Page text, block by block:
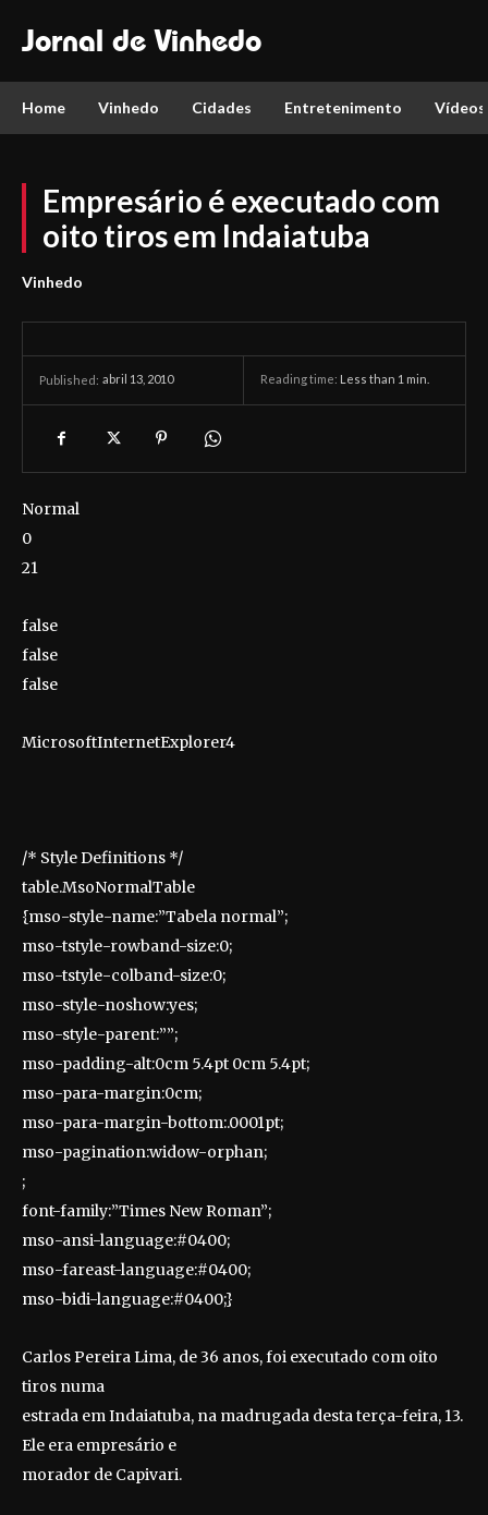
Jornal de Vinhedo
Home Vinhedo Cidades Entretenimento Vídeos
Empresário é executado com
oito tiros em Indaiatuba
Vinhedo
Published: abril 13, 2010 Reading time: Less than 1 min.
Normal
0
21
false
false
false
MicrosoftInternetExplorer4
/* Style Definitions */
table.MsoNormalTable
{mso-style-name:”Tabela normal”;
mso-tstyle-rowband-size:0;
mso-tstyle-colband-size:0;
mso-style-noshow:yes;
mso-style-parent:””;
mso-padding-alt:0cm 5.4pt 0cm 5.4pt;
mso-para-margin:0cm;
mso-para-margin-bottom:.0001pt;
mso-pagination:widow-orphan;
;
font-family:”Times New Roman”;
mso-ansi-language:#0400;
mso-fareast-language:#0400;
mso-bidi-language:#0400;}
Carlos Pereira Lima, de 36 anos, foi executado com oito
tiros numa
estrada em Indaiatuba, na madrugada desta terça-feira, 13.
Ele era empresário e
morador de Capivari.